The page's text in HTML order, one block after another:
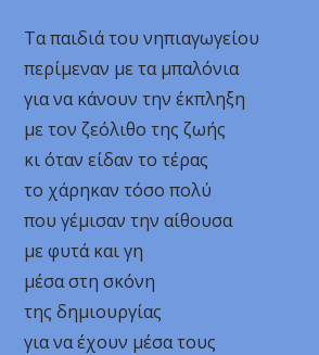
Τα παιδιά του νηπιαγωγείου
περίμεναν με τα μπαλόνια
για να κάνουν την έκπληξη
με τον ζεόλιθο της ζωής
κι όταν είδαν το τέρας
το χάρηκαν τόσο πολύ
που γέμισαν την αίθουσα
με φυτά και γη
μέσα στη σκόνη
της δημιουργίας
για να έχουν μέσα τους